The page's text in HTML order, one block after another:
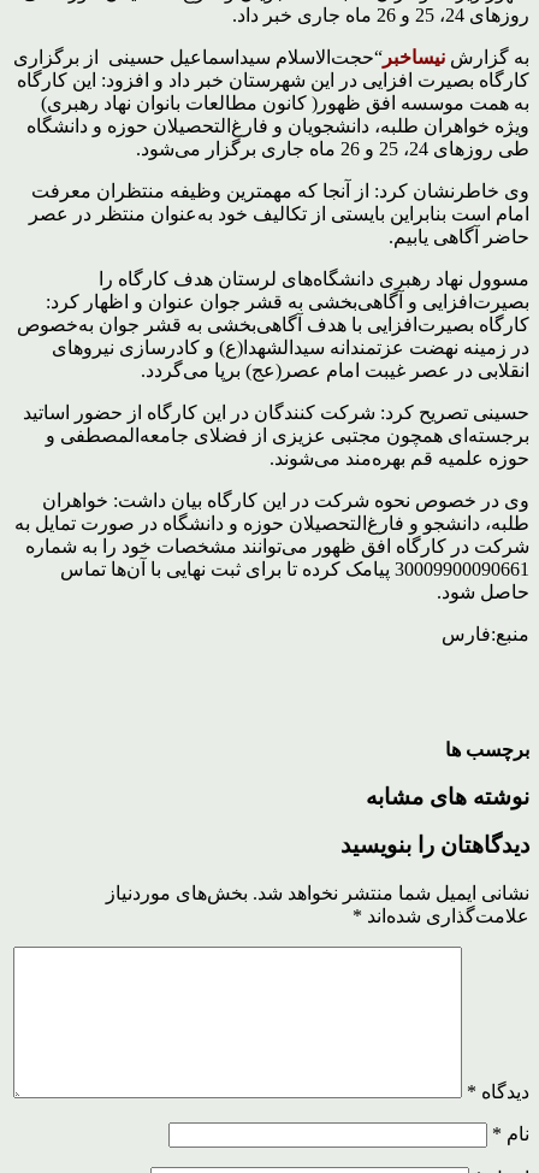
روزهای 24، 25 و 26 ماه جاری خبر داد.
به گزارش نیساخبر “حجت‌الاسلام سیداسماعیل حسینی از برگزاری
کارگاه بصیرت افزایی در این شهرستان خبر داد و افزود: این کارگاه
به همت موسسه افق ظهور( کانون مطالعات بانوان نهاد رهبری)
ویژه خواهران طلبه، دانشجویان و فارغ‌التحصیلان حوزه و دانشگاه
طی روزهای 24، 25 و 26 ماه جاری برگزار می‌شود.
وی خاطرنشان کرد: از آنجا که مهمترین وظیفه منتظران معرفت
امام است بنابراین بایستی از تکالیف خود به‌عنوان منتظر در عصر
حاضر آگاهی یابیم.
مسوول نهاد رهبری دانشگاه‌های لرستان هدف کارگاه را
بصیرت‌افزایی و آگاهی‌بخشی به قشر جوان عنوان و اظهار کرد:
کارگاه بصیرت‌افزایی با هدف آگاهی‌بخشی به قشر جوان به‌خصوص
در زمینه نهضت عزتمندانه سیدالشهدا(ع) و کادرسازی نیروهای
انقلابی در عصر غیبت امام عصر(عج) برپا می‌گردد.
حسینی تصریح کرد: شرکت کنندگان در این کارگاه از حضور اساتید
برجسته‌ای همچون مجتبی عزیزی از فضلای جامعه‌المصطفی و
حوزه علمیه قم بهره‌مند می‌شوند.
وی در خصوص نحوه شرکت در این کارگاه بیان داشت: خواهران
طلبه، دانشجو و فارغ‌التحصیلان حوزه و دانشگاه در صورت تمایل به
شرکت در کارگاه افق ظهور می‌توانند مشخصات خود را به شماره
30009900090661 پیامک کرده تا برای ثبت نهایی با آن‌ها تماس
حاصل شود.
منبع:فارس
برچسب ها
نوشته های مشابه
دیدگاهتان را بنویسید
نشانی ایمیل شما منتشر نخواهد شد. بخش‌های موردنیاز
علامت‌گذاری شده‌اند *
دیدگاه *
نام *